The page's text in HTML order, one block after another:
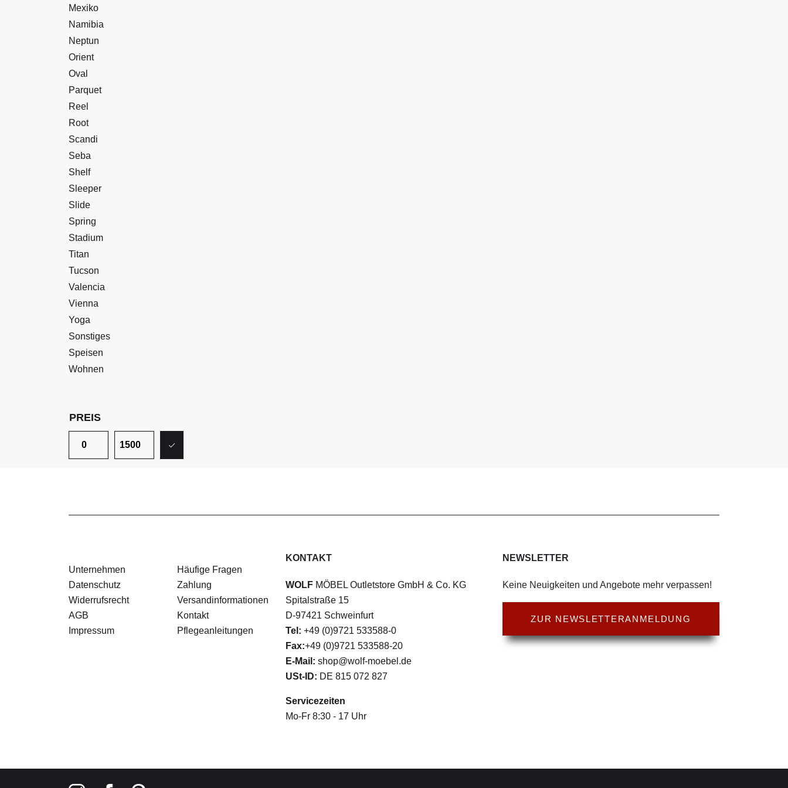
Mexiko
Namibia
Neptun
Orient
Oval
Parquet
Reel
Root
Scandi
Seba
Shelf
Sleeper
Slide
Spring
Stadium
Titan
Tucson
Valencia
Vienna
Yoga
Sonstiges
Speisen
Wohnen
PREIS
Unternehmen
Datenschutz
Widerrufsrecht
AGB
Impressum
Häufige Fragen
Zahlung
Versandinformationen
Kontakt
Pflegeanleitungen
KONTAKT
WOLF MÖBEL Outletstore GmbH & Co. KG
Spitalstraße 15
D-97421 Schweinfurt
Tel: +49 (0)9721 533588-0
Fax:+49 (0)9721 533588-20
E-Mail: shop@wolf-moebel.de
USt-ID: DE 815 072 827
Servicezeiten
Mo-Fr 8:30 - 17 Uhr
NEWSLETTER
Keine Neuigkeiten und Angebote mehr verpassen!
ZUR NEWSLETTERANMELDUNG